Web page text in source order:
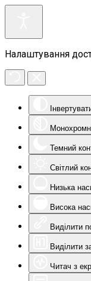
Налаштування
Темний
Світлий
Низька
Висока
Виділити
Виділити
Читач з